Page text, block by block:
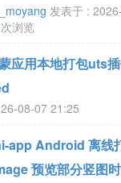
发表于 :
浏览
应用本地打包uts
08-07 21:25
app Android 离线
预览部分竖图